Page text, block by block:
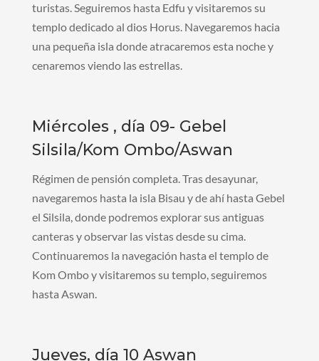
turistas. Seguiremos hasta Edfu y visitaremos su
templo dedicado al dios Horus. Navegaremos hacia
una pequeña isla donde atracaremos esta noche y
cenaremos viendo las estrellas.
Miércoles , día 09- Gebel
Silsila/Kom Ombo/Aswan
Régimen de pensión completa. Tras desayunar,
navegaremos hasta la isla Bisau y de ahí hasta Gebel
el Silsila, donde podremos explorar sus antiguas
canteras y observar las vistas desde su cima.
Continuaremos la navegación hasta el templo de
Kom Ombo y visitaremos su templo, seguiremos
hasta Aswan.
Jueves, día 10 Aswan